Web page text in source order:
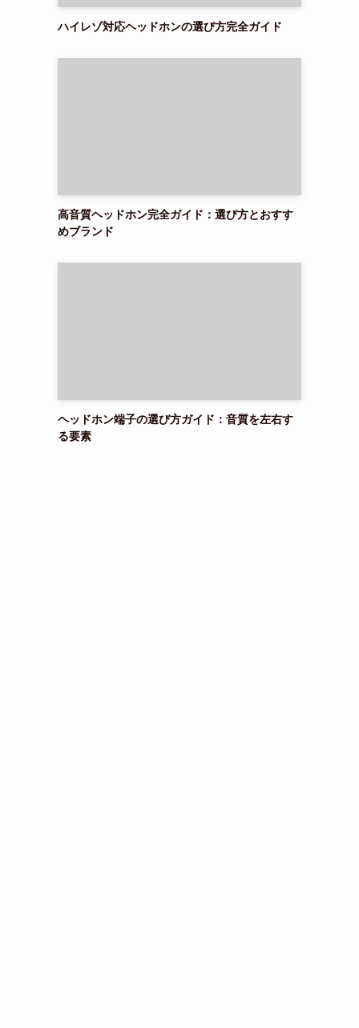
ハイレゾ対応ヘッドホンの選び方完全ガイド
高音質ヘッドホン完全ガイド：選び方とおすす
めブランド
ヘッドホン端子の選び方ガイド：音質を左右す
る要素